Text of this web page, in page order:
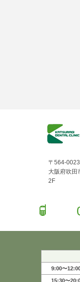
〒564-0023
大阪府吹
2F
9:00〜
15:30〜